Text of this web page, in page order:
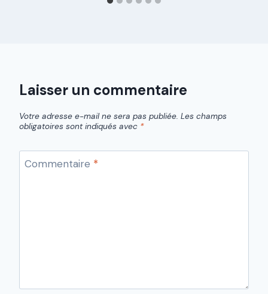
Laisser un commentaire
Votre adresse e-mail ne sera pas publiée. Les champs
obligatoires sont indiqués avec *
Commentaire *